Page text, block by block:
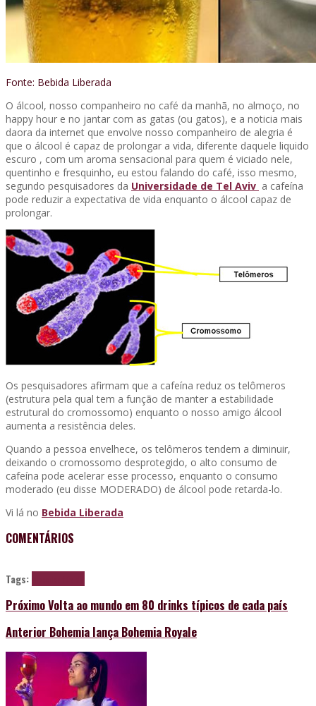
Fonte: Bebida Liberada
O álcool, nosso companheiro no café da manhã, no almoço, no
happy hour e no jantar com as gatas (ou gatos), e a noticia mais
daora da internet que envolve nosso companheiro de alegria é
que o álcool é capaz de prolongar a vida, diferente daquele liquido
escuro , com um aroma sensacional para quem é viciado nele,
quentinho e fresquinho, eu estou falando do café, isso mesmo,
segundo pesquisadores da Universidade de Tel Aviv a cafeína
pode reduzir a expectativa de vida enquanto o álcool capaz de
prolongar.
Os pesquisadores afirmam que a cafeína reduz os telômeros
(estrutura pela qual tem a função de manter a estabilidade
estrutural do cromossomo) enquanto o nosso amigo álcool
aumenta a resistência deles.
Quando a pessoa envelhece, os telômeros tendem a diminuir,
deixando o cromossomo desprotegido, o alto consumo de
cafeína pode acelerar esse processo, enquanto o consumo
moderado (eu disse MODERADO) de álcool pode retarda-lo.
Vi lá no Bebida Liberada
COMENTÁRIOS
Tags:
PróximoVolta ao mundo em 80 drinks típicos de cada país
Anterior Bohemia lança Bohemia Royale